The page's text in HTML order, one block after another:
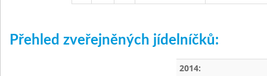
Přehled zveřejněných jídelníčků:
2014: